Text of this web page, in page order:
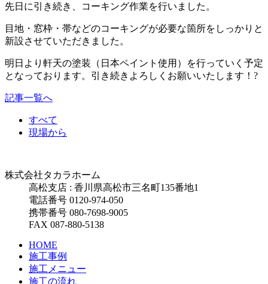
先日に引き続き、コーキング作業を行いました。
目地・窓枠・帯などのコーキングが必要な箇所をしっかりと
新設させていただきました。
明日より軒天の塗装（日本ペイント使用）を行っていく予定
となっております。引き続きよろしくお願いいたします！?
記事一覧へ
すべて
現場から
株式会社タカラホーム
高松支店 : 香川県高松市三名町135番地1
電話番号 0120-974-050
携帯番号 080-7698-9005
FAX 087-880-5138
HOME
施工事例
施工メニュー
施工の流れ